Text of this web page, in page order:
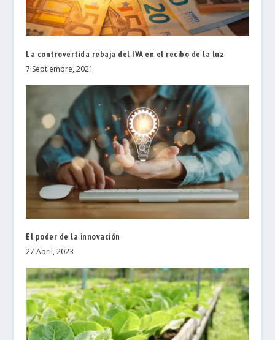
La controvertida rebaja del IVA en el recibo de la luz
7 Septiembre, 2021
El poder de la innovación
27 Abril, 2023